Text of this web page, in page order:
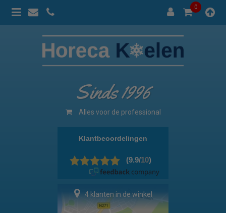
0
Sinds 1996
Alles voor de professional
4 klanten in de winkel